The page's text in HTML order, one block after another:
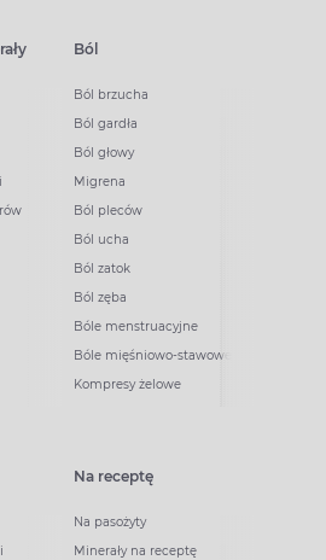
Ból
Ból brzucha
Ból gardła
Ból głowy
Migrena
Ból pleców
Ból ucha
Ból zatok
Ból zęba
Bóle menstruacyjne
Bóle mięśniowo-stawowe
Kompresy żelowe
Na receptę
Na pasożyty
Minerały na receptę